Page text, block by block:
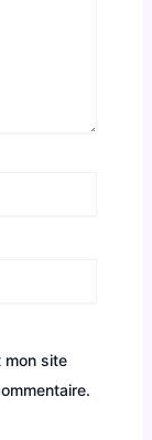
mon site